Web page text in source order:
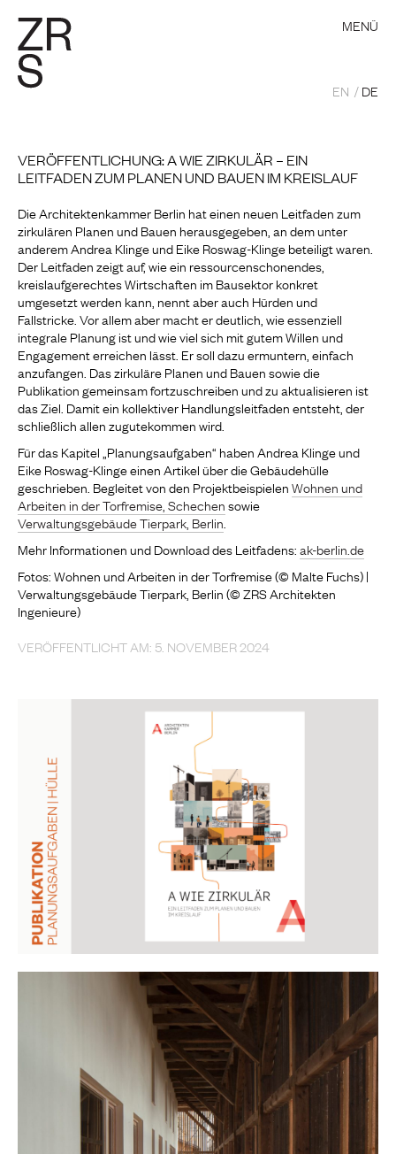
MENÜ
EN DE
VERÖFFENTLICHUNG: A WIE ZIRKULÄR – EIN
LEITFADEN ZUM PLANEN UND BAUEN IM KREISLAUF
Die Architektenkammer Berlin hat einen neuen Leitfaden zum
zirkulären Planen und Bauen herausgegeben, an dem unter
anderem Andrea Klinge und Eike Roswag-Klinge beteiligt waren.
Der Leitfaden zeigt auf, wie ein ressourcenschonendes,
kreislaufgerechtes Wirtschaften im Bausektor konkret
umgesetzt werden kann, nennt aber auch Hürden und
Fallstricke. Vor allem aber macht er deutlich, wie essenziell
integrale Planung ist und wie viel sich mit gutem Willen und
Engagement erreichen lässt. Er soll dazu ermuntern, einfach
anzufangen. Das zirkuläre Planen und Bauen sowie die
Publikation gemeinsam fortzuschreiben und zu aktualisieren ist
das Ziel. Damit ein kollektiver Handlungsleitfaden entsteht, der
schließlich allen zugutekommen wird.
Für das Kapitel „Planungsaufgaben“ haben Andrea Klinge und
Eike Roswag-Klinge einen Artikel über die Gebäudehülle
geschrieben. Begleitet von den ProjektbeispielenWohnen und
Arbeiten in der Torfremise, Schechensowie
Verwaltungsgebäude Tierpark, Berlin
Mehr Informationen und Download des Leitfadens:ak-berlin.de
Fotos: Wohnen und Arbeiten in der Torfremise (© Malte Fuchs) |
Verwaltungsgebäude Tierpark, Berlin (© ZRS Architekten
Ingenieure)
VERÖFFENTLICHT AM: 5. NOVEMBER 2024